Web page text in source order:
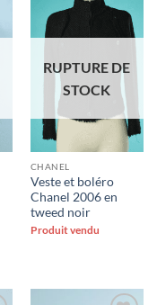
Ajouter
à la liste
d'envies
RUPTURE DE
STOCK
CHANEL
Veste et boléro
Chanel 2006 en
tweed noir
Produit vendu